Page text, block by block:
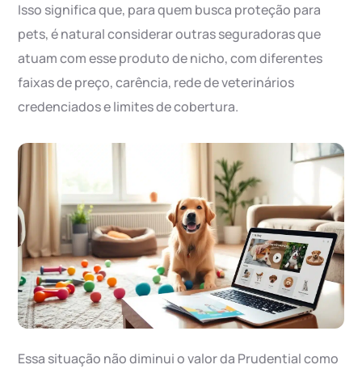
Isso significa que, para quem busca proteção para
pets, é natural considerar outras seguradoras que
atuam com esse produto de nicho, com diferentes
faixas de preço, carência, rede de veterinários
credenciados e limites de cobertura.
Essa situação não diminui o valor da Prudential como